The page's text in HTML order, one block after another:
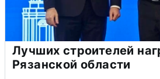
Лучших строителей
Рязанской области